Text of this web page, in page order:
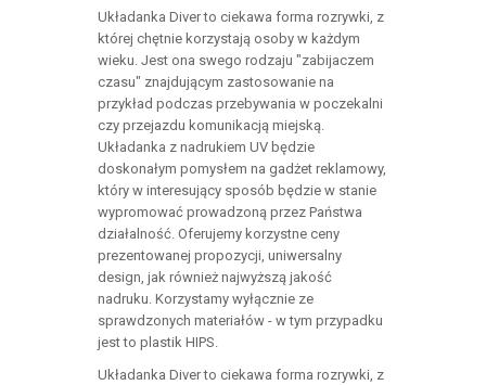
Układanka Diver to ciekawa forma rozrywki, z
której chętnie korzystają osoby w każdym
wieku. Jest ona swego rodzaju "zabijaczem
czasu" znajdującym zastosowanie na
przykład podczas przebywania w poczekalni
czy przejazdu komunikacją miejską.
Układanka z nadrukiem UV będzie
doskonałym pomysłem na gadżet reklamowy,
który w interesujący sposób będzie w stanie
wypromować prowadzoną przez Państwa
działalność. Oferujemy korzystne ceny
prezentowanej propozycji, uniwersalny
design, jak również najwyższą jakość
nadruku. Korzystamy wyłącznie ze
sprawdzonych materiałów - w tym przypadku
jest to plastik HIPS.
Układanka Diver to ciekawa forma rozrywki, z